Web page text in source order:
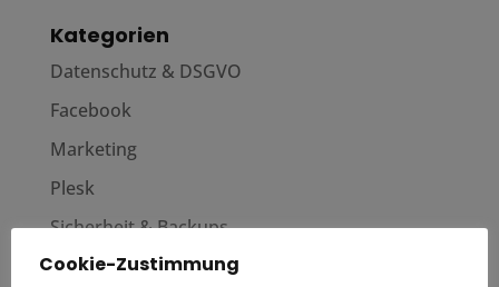
Kategorien
Datenschutz & DSGVO
Facebook
Marketing
Plesk
Sicherheit & Backups
Tools & Rechner
Cookie-Zustimmung